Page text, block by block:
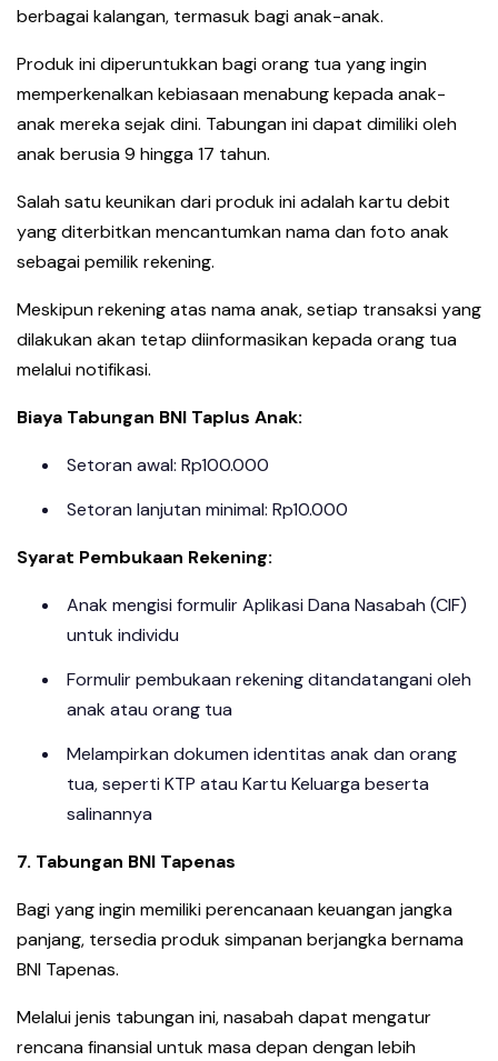
berbagai kalangan, termasuk bagi anak-anak.
Produk ini diperuntukkan bagi orang tua yang ingin
memperkenalkan kebiasaan menabung kepada anak-
anak mereka sejak dini. Tabungan ini dapat dimiliki oleh
anak berusia 9 hingga 17 tahun.
Salah satu keunikan dari produk ini adalah kartu debit
yang diterbitkan mencantumkan nama dan foto anak
sebagai pemilik rekening.
Meskipun rekening atas nama anak, setiap transaksi yang
dilakukan akan tetap diinformasikan kepada orang tua
melalui notifikasi.
Biaya Tabungan BNI Taplus Anak:
Setoran awal: Rp100.000
Setoran lanjutan minimal: Rp10.000
Syarat Pembukaan Rekening:
Anak mengisi formulir Aplikasi Dana Nasabah (CIF)
untuk individu
Formulir pembukaan rekening ditandatangani oleh
anak atau orang tua
Melampirkan dokumen identitas anak dan orang
tua, seperti KTP atau Kartu Keluarga beserta
salinannya
7. Tabungan BNI Tapenas
Bagi yang ingin memiliki perencanaan keuangan jangka
panjang, tersedia produk simpanan berjangka bernama
BNI Tapenas.
Melalui jenis tabungan ini, nasabah dapat mengatur
rencana finansial untuk masa depan dengan lebih